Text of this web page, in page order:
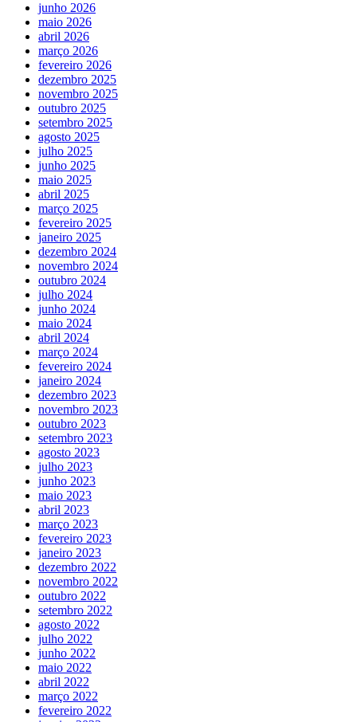
junho 2026
maio 2026
abril 2026
março 2026
fevereiro 2026
dezembro 2025
novembro 2025
outubro 2025
setembro 2025
agosto 2025
julho 2025
junho 2025
maio 2025
abril 2025
março 2025
fevereiro 2025
janeiro 2025
dezembro 2024
novembro 2024
outubro 2024
julho 2024
junho 2024
maio 2024
abril 2024
março 2024
fevereiro 2024
janeiro 2024
dezembro 2023
novembro 2023
outubro 2023
setembro 2023
agosto 2023
julho 2023
junho 2023
maio 2023
abril 2023
março 2023
fevereiro 2023
janeiro 2023
dezembro 2022
novembro 2022
outubro 2022
setembro 2022
agosto 2022
julho 2022
junho 2022
maio 2022
abril 2022
março 2022
fevereiro 2022